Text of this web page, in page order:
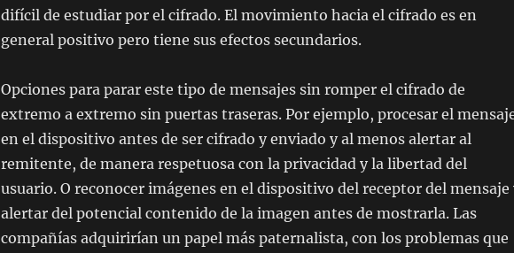
difícil de estudiar por el cifrado. El movimiento hacia el cifrado es en
general positivo pero tiene sus efectos secundarios.
Opciones para parar este tipo de mensajes sin romper el cifrado de
extremo a extremo sin puertas traseras. Por ejemplo, procesar el
en el dispositivo antes de ser cifrado y enviado y al menos alertar al
remitente, de manera respetuosa con la privacidad y la libertad del
usuario. O reconocer imágenes en el dispositivo del receptor del mensaje
alertar del potencial contenido de la imagen antes de mostrarla. Las
compañías adquirirían un papel más paternalista, con los problemas que